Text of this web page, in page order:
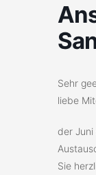
Sehr
liebe
der Juni
Sie